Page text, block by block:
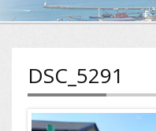
DSC_5291